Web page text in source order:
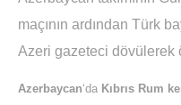
maçının ardından Türk
Azeri gazeteci dövülerek
Azerbaycan‘da Kıbrıs Rum